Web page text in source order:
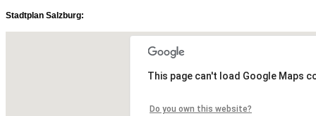
Stadtplan Salzburg:
This page can't load Google Maps
Do you own this website?